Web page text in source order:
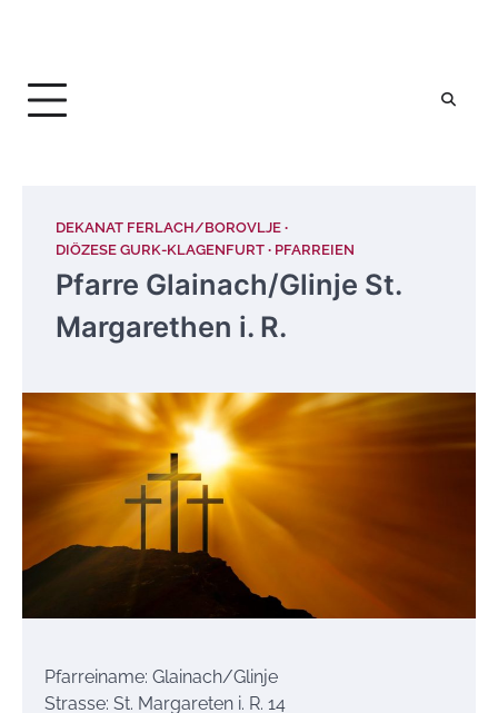
DEKANAT FERLACH/BOROVLJE
DIÖZESE GURK-KLAGENFURT
PFARREIEN
Pfarre Glainach/Glinje St.
Margarethen i. R.
Pfarreiname: Glainach/Glinje
Strasse: St. Margareten i. R. 14